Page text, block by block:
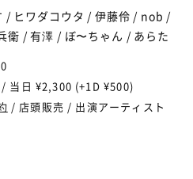
/ ヒワダコウタ / 伊藤伶 / nob /
衛 / 有澤 / ぼ〜ちゃん / あらた
当日 ¥2,300 (+1D ¥500)
/ 店頭販売 / 出演アーティスト